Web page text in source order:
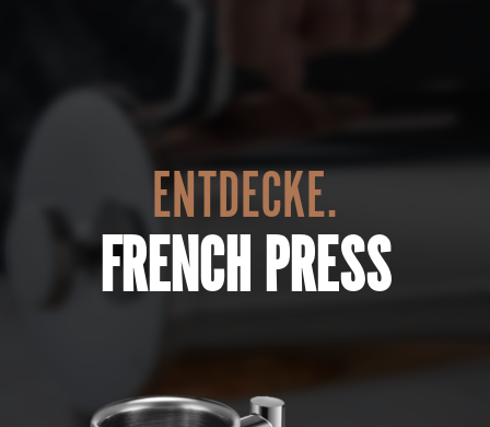
ENTDECKE.
FRENCH PRESS